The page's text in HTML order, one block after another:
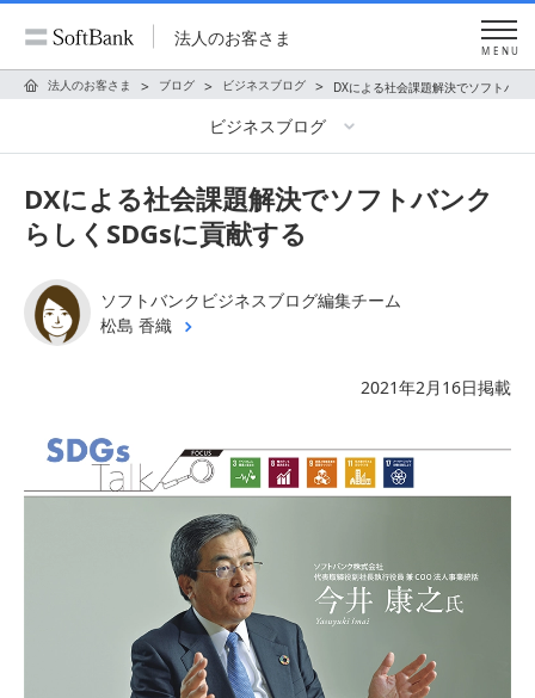
法人のお客さま
MENU
法人のお客さま ブログ ビジネスブログ DXによる社会課題解決でソフトバン
ビジネスブログ
DXによる社会課題解決でソフトバンク
らしくSDGsに貢献する
ソフトバンクビジネスブログ編集チーム
松島 香織
2021年2月16日掲載